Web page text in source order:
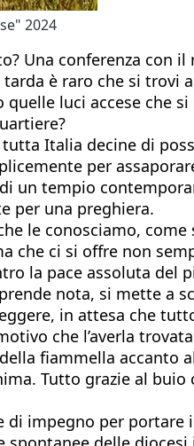
2024
Una conferenza con il
è raro che si trovi
luci accese che
Italia decine di
per
un tempio
per una preghiera.
le conosciamo,
ci si offre non
la pace assoluta
nota, si mette a
in attesa che
che l’averla
fiammella accanto
Tutto grazie al
impegno per portare